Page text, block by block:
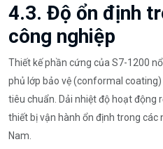
4.3. Độ ổn định
công nghiệp
Thiết kế phần cứng của S7-1200
phủ lớp bảo vệ (conformal
tiêu chuẩn. Dải nhiệt độ hoạt động
thiết bị vận hành ổn định trong các
Nam.